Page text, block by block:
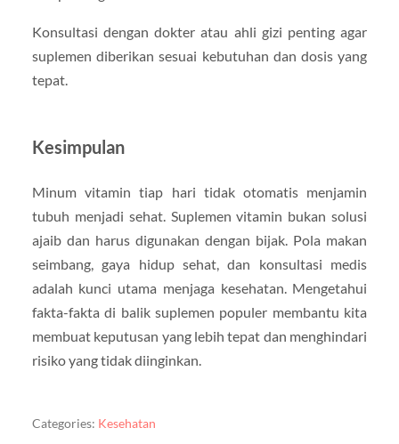
Konsultasi dengan dokter atau ahli gizi penting agar
suplemen diberikan sesuai kebutuhan dan dosis yang
tepat.
Kesimpulan
Minum vitamin tiap hari tidak otomatis menjamin
tubuh menjadi sehat. Suplemen vitamin bukan solusi
ajaib dan harus digunakan dengan bijak. Pola makan
seimbang, gaya hidup sehat, dan konsultasi medis
adalah kunci utama menjaga kesehatan. Mengetahui
fakta-fakta di balik suplemen populer membantu kita
membuat keputusan yang lebih tepat dan menghindari
risiko yang tidak diinginkan.
Categories: Kesehatan